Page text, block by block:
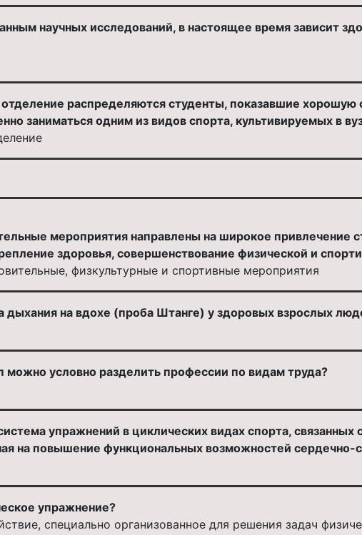
научных исследований, в настоящее время зависит
отделение распределяются студенты, показавшие
заниматься одним из видов спорта, культивируемых в
мероприятия направлены на широкое привлечение
здоровья, совершенствование физической и
физкультурные и спортивные мероприятия
дыхания на вдохе (проба Штанге) у здоровых взрослых
можно условно разделить профессии по видам труда?
упражнений в циклических видах спорта,
на повышение функциональных возможностей сердечно-
упражнение?
специально организованное для решения задач